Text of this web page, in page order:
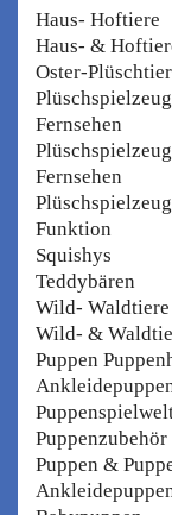
Haus- Hoftiere
Haus- &
Oster-
Fernsehen
Fernsehen
Funktion
Squishys
Teddybären
Wild- Waldtiere
Wild- &
Puppen
Puppenzubehör
Puppen &